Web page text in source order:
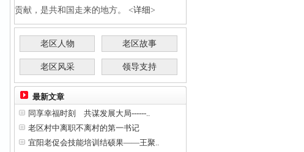
贡献，是共和国走来的地方。 <详细>
老区人物 老区故事
老区风采 领导支持
最新文章
同享幸福时刻 共谋发展大局------..
老区村中离职不离村的第一书记
宜阳老促会技能培训结硕果——王聚..